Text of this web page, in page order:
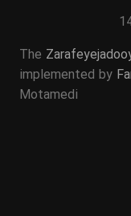
The
implemented by
Motamedi